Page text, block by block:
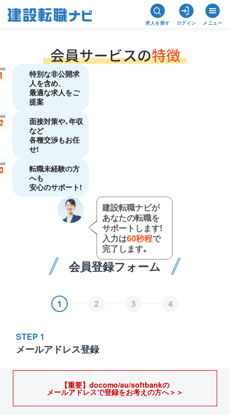
求人を探す ログイン メニュー
特別な非公開求
人を含め、
最適な求人をご
提案
面接対策や､年収
など
各種交渉もお任
せ!
転職未経験の方
へも
安心のサポート!
建設転職ナビが
あなたの転職を
サポートします!
入力は60秒程で
完了します｡
会員登録フォーム
STEP 1
メールアドレス登録
【重要】docomo/au/softbankの
メールアドレスで登録をお考えの方へ＞＞